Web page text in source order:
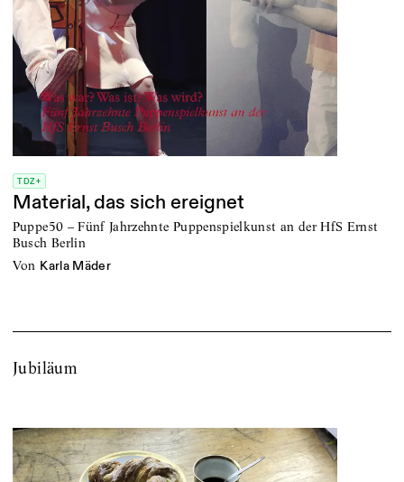
TDZ+
Material, das sich ereignet
Puppe50 – Fünf Jahrzehnte Puppenspielkunst an der HfS Ernst
Busch Berlin
von Karla Mäder
Jubiläum